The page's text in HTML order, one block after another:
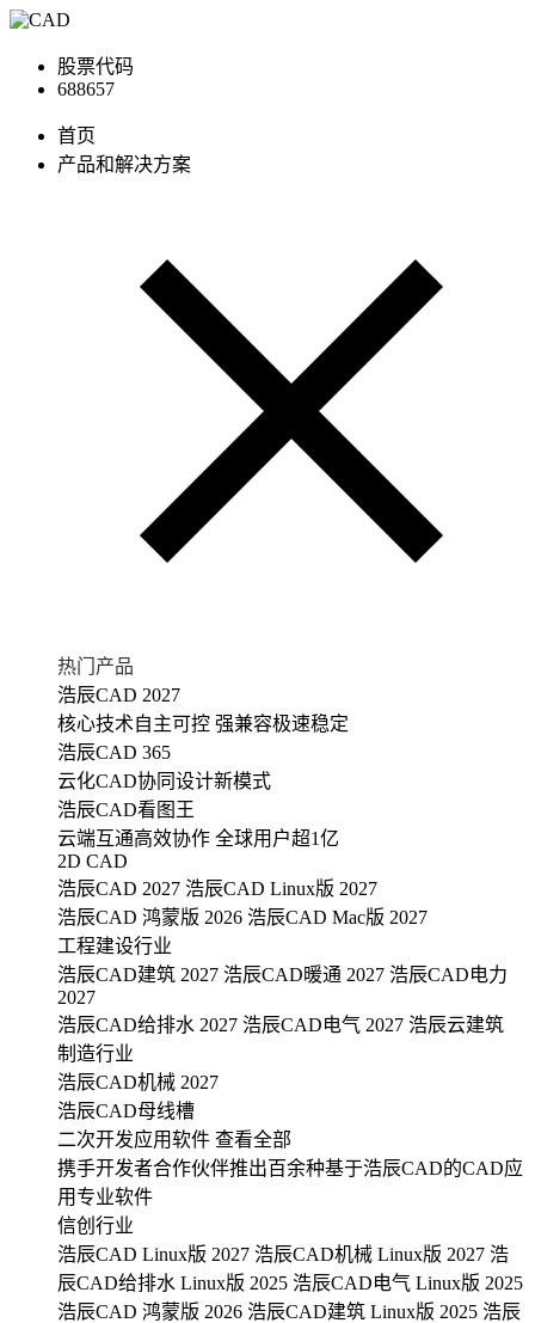
股票代码
688657
首页
产品和解决方案
热门产品
浩辰CAD 2027
核心技术自主可控 强兼容极速稳定
浩辰CAD 365
云化CAD协同设计新模式
浩辰CAD看图王
云端互通高效协作 全球用户超1亿
2D CAD
浩辰CAD 2027 浩辰CAD Linux版 2027
浩辰CAD 鸿蒙版 2026 浩辰CAD Mac版 2027
工程建设行业
浩辰CAD建筑 2027 浩辰CAD暖通 2027 浩辰CAD电力
2027
浩辰CAD给排水 2027 浩辰CAD电气 2027 浩辰云建筑
制造行业
浩辰CAD机械 2027
浩辰CAD母线槽
二次开发应用软件 查看全部
携手开发者合作伙伴推出百余种基于浩辰CAD的CAD应
用专业软件
信创行业
浩辰CAD Linux版 2027 浩辰CAD机械 Linux版 2027 浩
辰CAD给排水 Linux版 2025 浩辰CAD电气 Linux版 2025
浩辰CAD 鸿蒙版 2026 浩辰CAD建筑 Linux版 2025 浩辰